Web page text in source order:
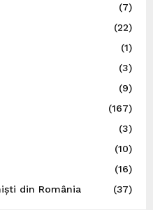
(7)
(22)
(1)
(3)
(9)
(167)
(3)
(10)
(16)
din România
(37)